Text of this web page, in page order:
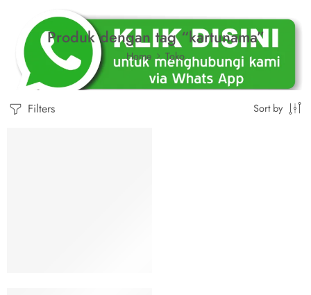
Produk dengan tag “kartunama”
Home Toko
Filters Sort by